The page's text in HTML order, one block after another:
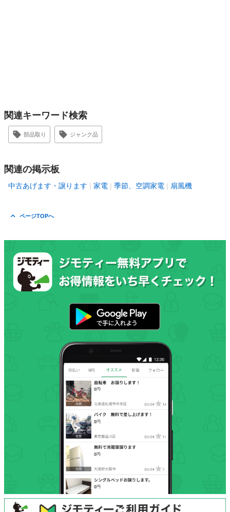
関連キーワード検索
部品取り ジャンク品
関連の掲示板
中古あげます・譲ります 家電 季節、空調家電 扇風機
ページTOPへ